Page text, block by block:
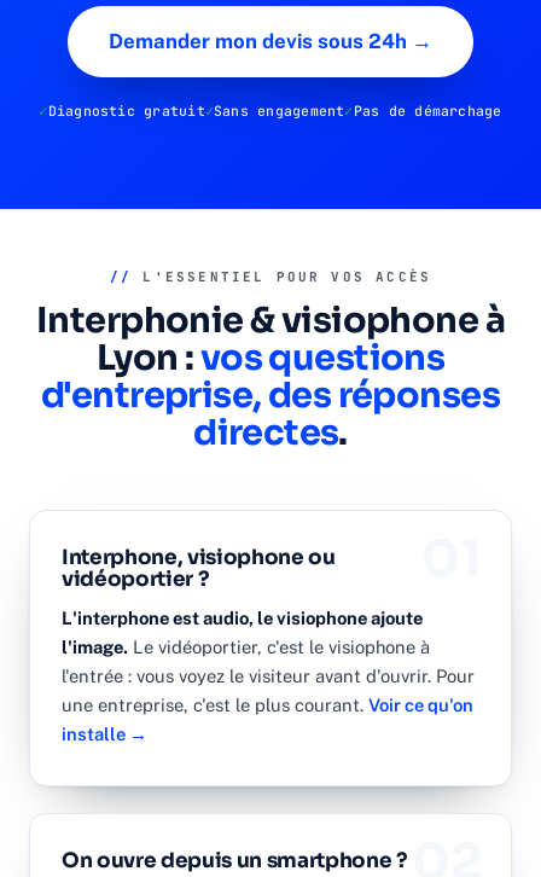
Demander mon devis sous 24h →
Diagnostic gratuit Sans engagement Pas de démarchage
// L'ESSENTIEL POUR VOS ACCÈS
Interphonie & visiophone à
Lyon :vos questions
d'entreprise, des réponses
directes.
Interphone, visiophone ou
vidéoportier ?
L'interphone est audio, le visiophone ajoute
l'image. Le vidéoportier, c'est le visiophone à
l'entrée : vous voyez le visiteur avant d'ouvrir. Pour
une entreprise, c'est le plus courant. Voir ce qu'on
installe →
On ouvre depuis un smartphone ?